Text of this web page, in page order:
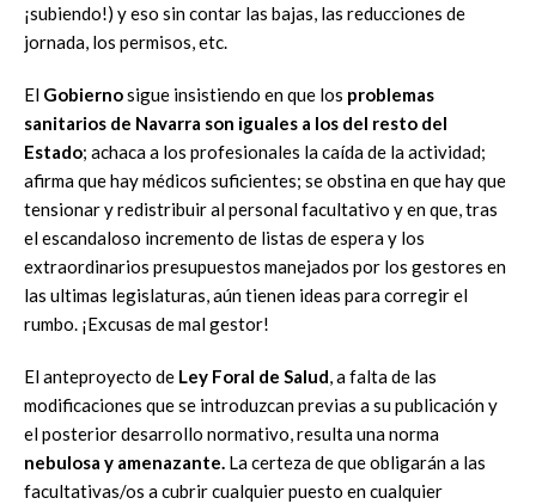
¡subiendo!) y eso sin contar las bajas, las reducciones de
jornada, los permisos, etc.
El Gobiernosigue insistiendo en que los problemas
sanitarios de Navarra son iguales a los del resto del
Estado; achaca a los profesionales la caída de la actividad;
afirma que hay médicos suficientes; se obstina en que hay que
tensionar y redistribuir al personal facultativo y en que, tras
el escandaloso incremento de listas de espera y los
extraordinarios presupuestos manejados por los gestores en
las ultimas legislaturas, aún tienen ideas para corregir el
rumbo. ¡Excusas de mal gestor!
El anteproyecto de Ley Foral de Salud, a falta de las
modificaciones que se introduzcan previas a su publicación y
el posterior desarrollo normativo, resulta una norma
nebulosa y amenazante. La certeza de que obligarán a las
facultativas/os a cubrir cualquier puesto en cualquier